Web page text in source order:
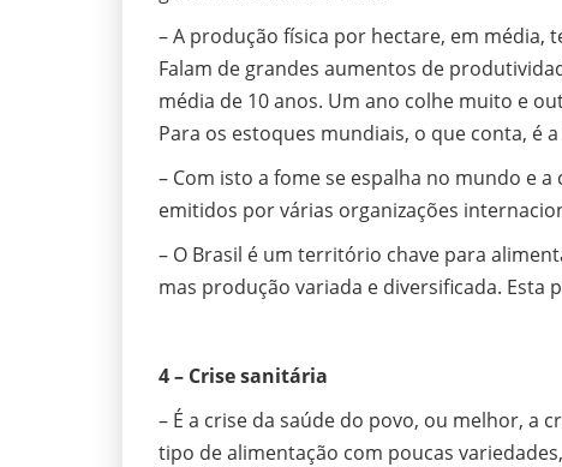
– A produção física por hectare, em média,
Falam de grandes aumentos de
média de 10 anos. Um ano colhe muito e
Para os estoques mundiais, o que conta, é
– Com isto a fome se espalha no mundo e
emitidos por várias organizações
– O Brasil é um território chave para
mas produção variada e diversificada. Esta
4 – Crise sanitária
– É a crise da saúde do povo, ou melhor, a
tipo de alimentação com poucas